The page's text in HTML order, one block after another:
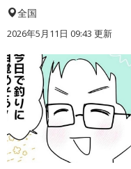
全国
2026年5月11日 09:43 更新